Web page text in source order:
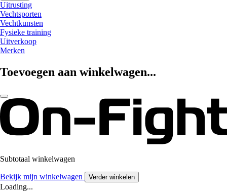
Uitrusting
Vechtsporten
Vechtkunsten
Fysieke training
Uitverkoop
Merken
Toevoegen aan winkelwagen...
Subtotaal winkelwagen
Bekijk mijn winkelwagen Verder winkelen
Loading...